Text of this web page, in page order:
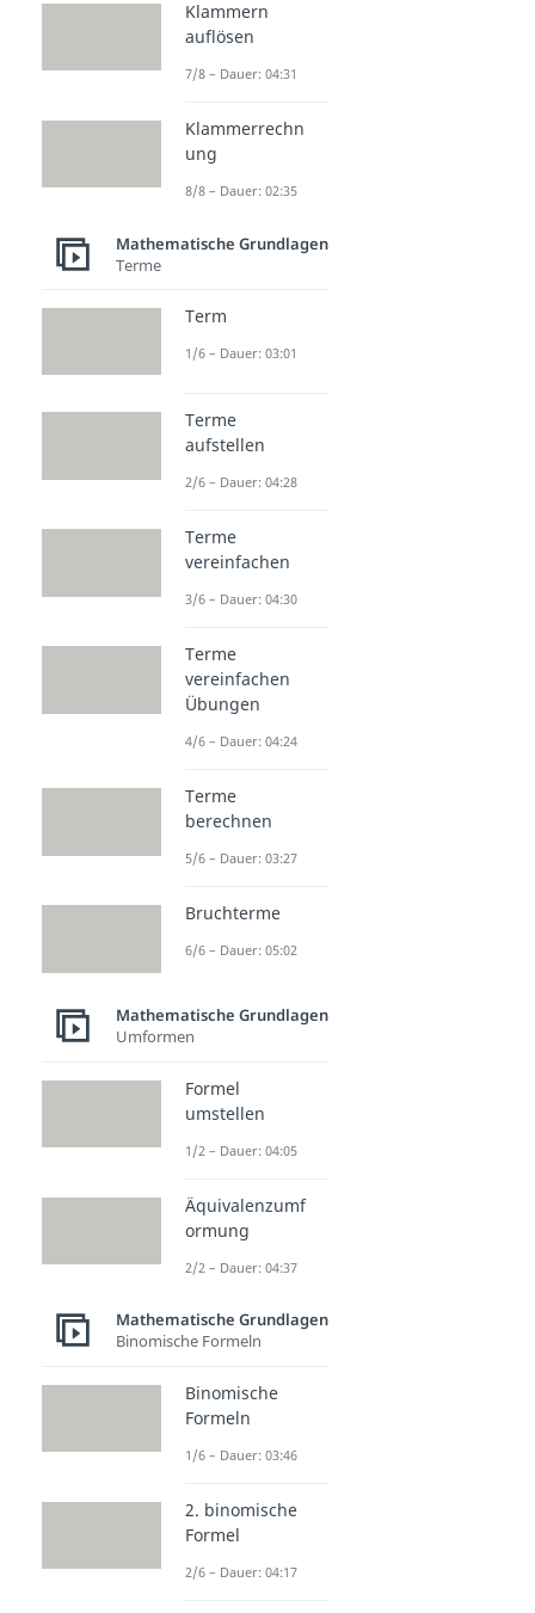
Klammern
auflösen
7/8 – Dauer: 04:31
Klammerrechn
ung
8/8 – Dauer: 02:35
Mathematische Grundlagen
Terme
Term
1/6 – Dauer: 03:01
Terme
aufstellen
2/6 – Dauer: 04:28
Terme
vereinfachen
3/6 – Dauer: 04:30
Terme
vereinfachen
Übungen
4/6 – Dauer: 04:24
Terme
berechnen
5/6 – Dauer: 03:27
Bruchterme
6/6 – Dauer: 05:02
Mathematische Grundlagen
Umformen
Formel
umstellen
1/2 – Dauer: 04:05
Äquivalenzumf
ormung
2/2 – Dauer: 04:37
Mathematische Grundlagen
Binomische Formeln
Binomische
Formeln
1/6 – Dauer: 03:46
2. binomische
Formel
2/6 – Dauer: 04:17